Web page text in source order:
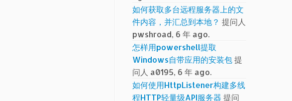
如何获取多台远程服务器上的文
件内容，并汇总到本地？ 提问人
pwshroad, 6 年 ago.
怎样用powershell提取
Windows自带应用的安装包提
问人 a0195, 6 年 ago.
如何使用HttpListener构建多线
程HTTP轻量级API服务器 提问